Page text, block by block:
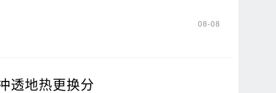
08-08
透地热更换分